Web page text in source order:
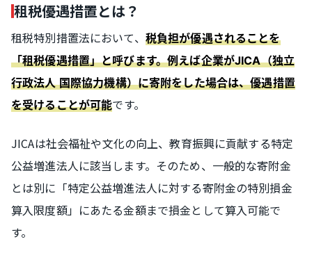
租税優遇措置とは？
租税特別措置法において、 税負担が優遇されることを
「租税優遇措置」と呼びます。例えば企業がJICA（独立
行政法人 国際協力機構）に寄附をした場合は、優遇措置
を受けることが可能です。
JICAは社会福祉や文化の向上、教育振興に貢献する特定
公益増進法人に該当します。そのため、一般的な寄附金
とは別に「特定公益増進法人に対する寄附金の特別損金
算入限度額」にあたる金額まで損金として算入可能で
す。